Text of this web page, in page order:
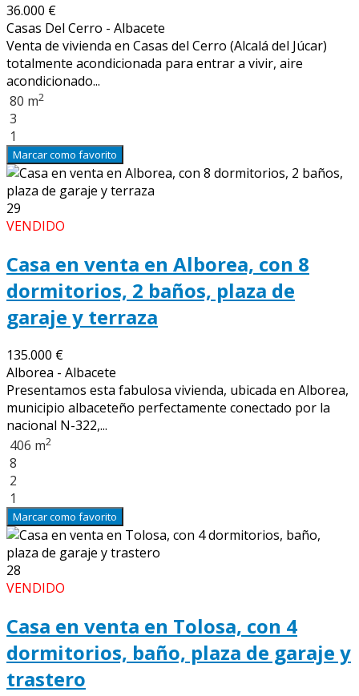
36.000 €
Casas Del Cerro - Albacete
Venta de vivienda en Casas del Cerro (Alcalá del Júcar)
totalmente acondicionada para entrar a vivir, aire
acondicionado...
80 m2
3
1
Marcar como favorito
29
VENDIDO
Casa en venta en Alborea, con 8
dormitorios, 2 baños, plaza de
garaje y terraza
135.000 €
Alborea - Albacete
Presentamos esta fabulosa vivienda, ubicada en Alborea,
municipio albaceteño perfectamente conectado por la
nacional N-322,...
406 m2
8
2
1
Marcar como favorito
28
VENDIDO
Casa en venta en Tolosa, con 4
dormitorios, baño, plaza de garaje y
trastero